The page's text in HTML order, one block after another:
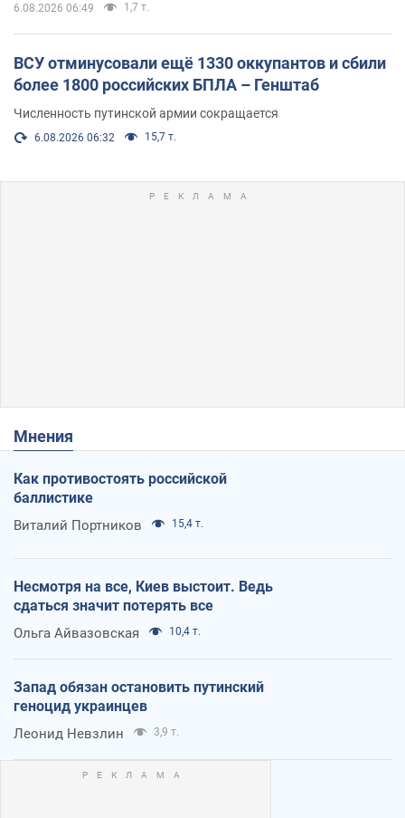
6.08.2026 06:49 1,7 т.
ВСУ отминусовали ещё 1330 оккупантов и сбили
более 1800 российских БПЛА – Генштаб
Численность путинской армии сокращается
6.08.2026 06:32 15,7 т.
Мнения
Как противостоять российской
баллистике
Виталий Портников 15,4 т.
Несмотря на все, Киев выстоит. Ведь
сдаться значит потерять все
Ольга Айвазовская 10,4 т.
Запад обязан остановить путинский
геноцид украинцев
Леонид Невзлин 3,9 т.